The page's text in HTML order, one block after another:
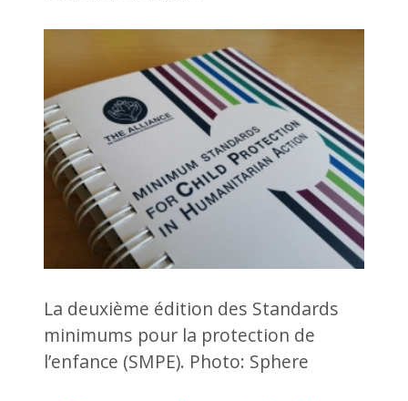
La deuxième édition des Standards
minimums pour la protection de
l’enfance (SMPE). Photo: Sphere